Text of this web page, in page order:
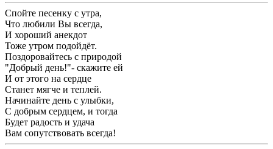
Спойте песенку с утра,
Что любили Вы всегда,
И хороший анекдот
Тоже утром подойдёт.
Поздоровайтесь с природой
"Добрый день!"- скажите ей
И от этого на сердце
Станет мягче и теплей.
Начинайте день с улыбки,
С добрым сердцем, и тогда
Будет радость и удача
Вам сопутствовать всегда!